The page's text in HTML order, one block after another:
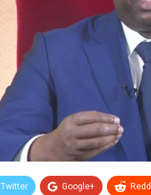
Twitter Google+